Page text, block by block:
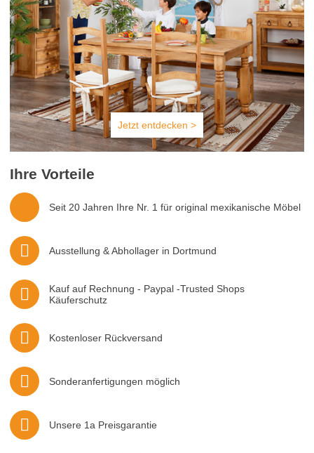
Jetzt entdecken >
Ihre Vorteile
Seit 20 Jahren Ihre Nr. 1 für original mexikanische Möbel
Ausstellung & Abhollager in Dortmund
Kauf auf Rechnung - Paypal -Trusted Shops
Käuferschutz
Kostenloser Rückversand
Sonderanfertigungen möglich
Unsere 1a Preisgarantie